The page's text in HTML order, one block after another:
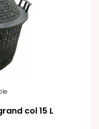
col 15 L